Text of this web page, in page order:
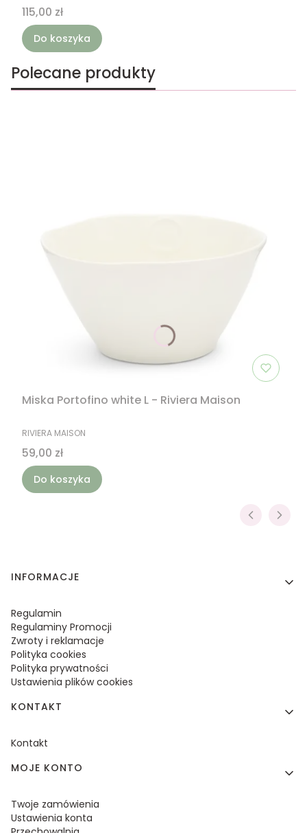
Cena
115,00 zł
Do koszyka
Polecane produkty
Miska Portofino white L - Riviera Maison
PRODUCENT
RIVIERA MAISON
Cena
59,00 zł
Do koszyka
Linki w stopce
INFORMACJE
Regulamin
Regulaminy Promocji
Zwroty i reklamacje
Polityka cookies
Polityka prywatności
Ustawienia plików cookies
KONTAKT
Kontakt
MOJE KONTO
Twoje zamówienia
Ustawienia konta